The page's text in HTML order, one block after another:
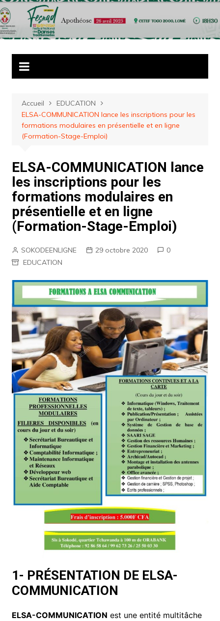
Accueil
EDUCATION
ELSA-COMMUNICATION lance les inscriptions pour les
formations modulaires en présentielle et en ligne
(Formation-Stage-Emploi)
ELSA-COMMUNICATION lance
les inscriptions pour les
formations modulaires en
présentielle et en ligne
(Formation-Stage-Emploi)
SOKODEENLIGNE 29 octobre 2020
0
EDUCATION
1- PRÉSENTATION DE ELSA-
COMMUNICATION
ELSA-COMMUNICATION est une entité multitâche